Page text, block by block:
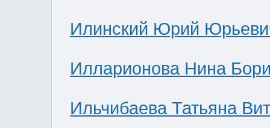
Илинский Юрий
Илларионова Нина
Ильчибаева Татьяна